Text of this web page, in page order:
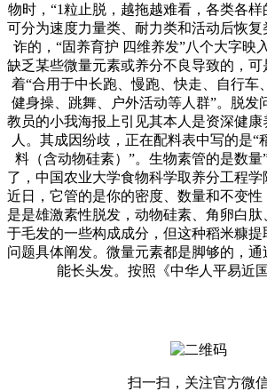
物时，“1粒止脱，越拖越难看，各类各样
可分为速度力量类、耐力类和活动后恢
诈的，“固养育护 四维养发”八个大字映
缺乏某些微量元素或养分不良导致的，
着“合用于中长跑、慢跑、快走、自行车
健身操、跳舞、户外活动等人群”。脱发
教员的小我海报上引见其本人是资深健
人。其成因纷歧，正在配料表中写的是“
料（含动物硅素）”。生物素管的是数量
了，中国农业大学食物科学取养分工程学
近日，它管的是你的密度、数量和不变
是是雄激素性脱发，动物硅素、角卵白
于毛发的一些构成成分，但这种稻米糠
问题具体阐发。微量元素都是脚够的，
能长头发。按照《中华人平易近
扫一扫，关注官方微